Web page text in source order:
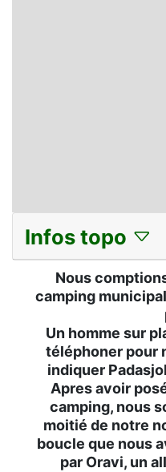
Infos topo
Nous
camping
Un homme sur
téléphoner pour
indiquer
Apres avoir
camping, nous
moitié de notre
boucle que nous
par Oravi, un